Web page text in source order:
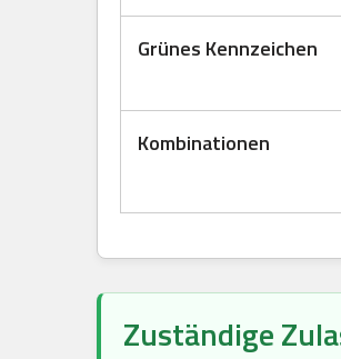
Grünes Kennzeichen
Kombinationen
Zuständige